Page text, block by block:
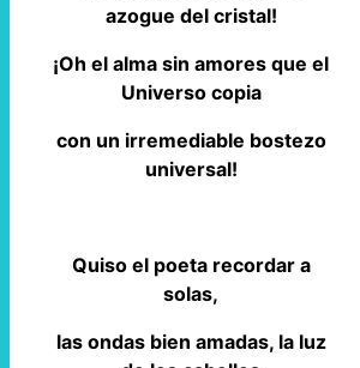
azogue del cristal!
¡Oh el alma sin amores que el
Universo copia
con un irremediable bostezo
universal!
Quiso el poeta recordar a
solas,
las ondas bien amadas, la luz